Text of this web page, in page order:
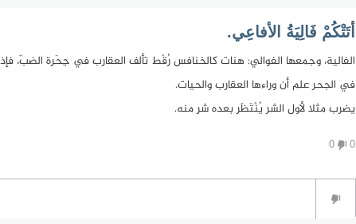
أتَتْكُمْ فَالِيَةُ الأفاعِي.
الفالية، وجمعها الفوالي: هنات كالخنافس رُقْط تألف العقارب في جِحَرة الضبّ،
في الجحر علم أن وراءها العقارب والحيات.
يضرب مثلا لأول الشر يُنْتَظَر بعده شر منه.
0
0